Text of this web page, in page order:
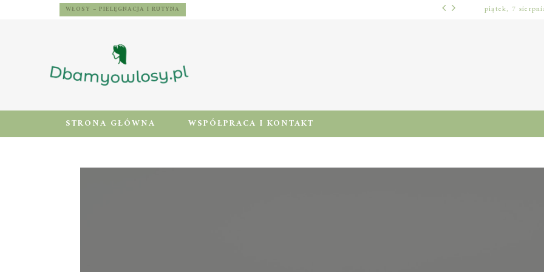
WŁOSY – PIELĘGNACJA I RUTYNA WŁOSY –piątek, 7
STRONA GŁÓWNA WSPÓŁPRACA I KONTAKT